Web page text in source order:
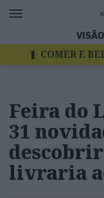
VISÃO
COMER E
Feira do
31
livraria